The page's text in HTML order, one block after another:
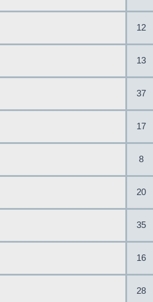
12
13
37
17
8
20
35
16
28